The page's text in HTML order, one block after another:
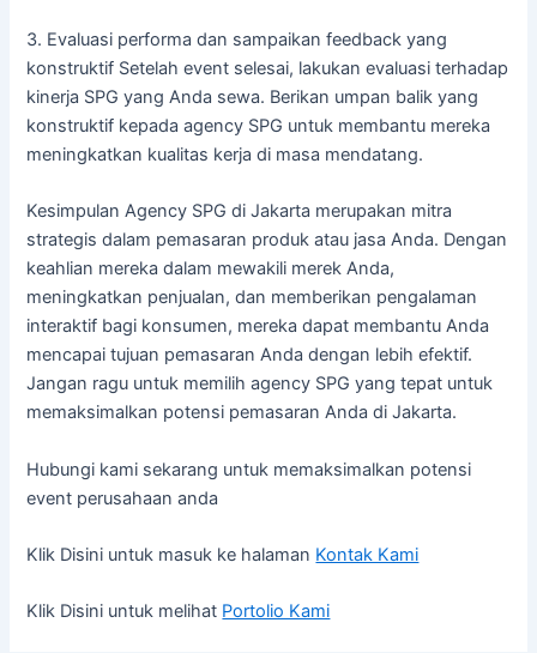
3. Evaluasi performa dan sampaikan feedback yang
konstruktif Setelah event selesai, lakukan evaluasi terhadap
kinerja SPG yang Anda sewa. Berikan umpan balik yang
konstruktif kepada agency SPG untuk membantu mereka
meningkatkan kualitas kerja di masa mendatang.
Kesimpulan Agency SPG di Jakarta merupakan mitra
strategis dalam pemasaran produk atau jasa Anda. Dengan
keahlian mereka dalam mewakili merek Anda,
meningkatkan penjualan, dan memberikan pengalaman
interaktif bagi konsumen, mereka dapat membantu Anda
mencapai tujuan pemasaran Anda dengan lebih efektif.
Jangan ragu untuk memilih agency SPG yang tepat untuk
memaksimalkan potensi pemasaran Anda di Jakarta.
Hubungi kami sekarang untuk memaksimalkan potensi
event perusahaan anda
Klik Disini untuk masuk ke halaman Kontak Kami
Klik Disini untuk melihat Portolio Kami